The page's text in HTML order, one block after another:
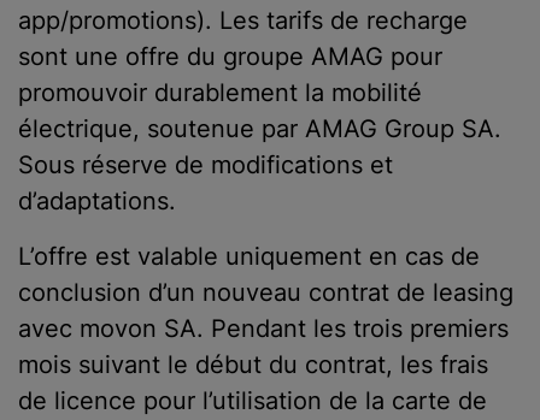
app/promotions). Les tarifs de recharge
sont une offre du groupe AMAG pour
promouvoir durablement la mobilité
électrique, soutenue par AMAG Group SA.
Sous réserve de modifications et
d’adaptations.
L’offre est valable uniquement en cas de
conclusion d’un nouveau contrat de leasing
avec movon SA. Pendant les trois premiers
mois suivant le début du contrat, les frais
de licence pour l’utilisation de la carte de